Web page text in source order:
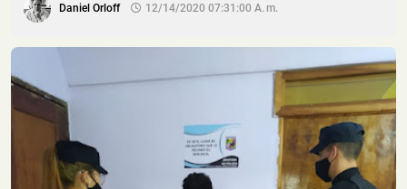
Daniel Orloff 12/14/2020 07:31:00 A. M.